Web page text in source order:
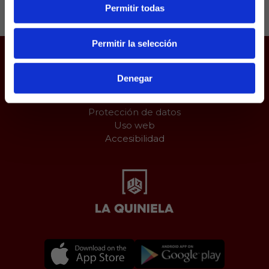
Permitir todas
Permitir la selección
Denegar
Juego responsable
Aviso Legal
Protección de datos
Uso web
Accesibilidad